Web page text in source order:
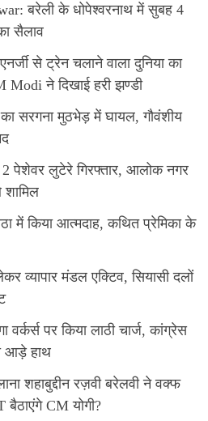
बरेली के धोपेश्वरनाथ में सुबह 4
सैलाव
से ट्रेन चलाने वाला दुनिया का
Modi ने दिखाई हरी झण्डी
सरगना मुठभेड़ में घायल, गौवंशीय
पेशेवर लुटेरे गिरफ्तार, आलोक नगर
में किया आत्मदाह, कथित प्रेमिका के
व्यापार मंडल एक्टिव, सियासी दलों
पर किया लाठी चार्ज, कांग्रेस
आड़े हाथ
शहाबुद्दीन रज़वी बरेलवी ने वक्फ
बैठाएंगे CM योगी?